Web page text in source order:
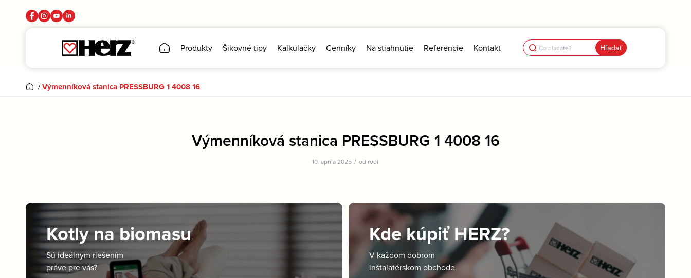
Produkty Šikovné tipy Kalkulačky Cenníky Na stiahnutie Referencie Kontakt Search
for:
/Výmenníková stanica PRESSBURG 1 4008 16
Výmenníková stanica PRESSBURG 1 4008 16
10. apríla 2025 / od root
Kotly na biomasu
Sú ideálnym riešením
práve pre vás?
Kde kúpiť HERZ?
V každom dobrom
inštalatérskom obchode